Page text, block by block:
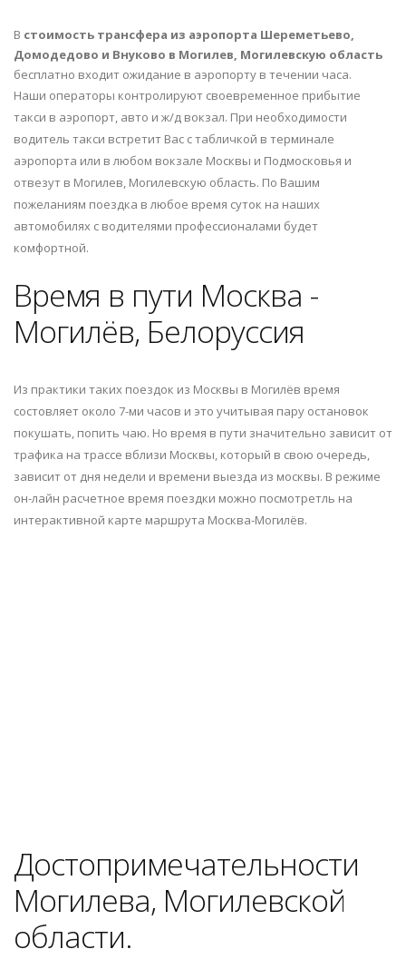
В стоимость трансфера из аэропорта Шереметьево,
Домодедово и Внуково в Могилев, Могилевскую область
бесплатно входит ожидание в аэропорту в течении часа.
Наши операторы контролируют своевременное прибытие
такси в аэропорт, авто и ж/д вокзал. При необходимости
водитель такси встретит Вас с табличкой в терминале
аэропорта или в любом вокзале Москвы и Подмосковья и
отвезут в Могилев, Могилевскую область. По Вашим
пожеланиям поездка в любое время суток на наших
автомобилях с водителями профессионалами будет
комфортной.
Время в пути Москва -
Могилёв, Белоруссия
Из практики таких поездок из Москвы в Могилёв время
состовляет около 7-ми часов и это учитывая пару остановок
покушать, попить чаю. Но время в пути значительно зависит от
трафика на трассе вблизи Москвы, который в свою очередь,
зависит от дня недели и времени выезда из москвы. В режиме
он-лайн расчетное время поездки можно посмотретль на
интерактивной карте маршрута Москва-Могилёв.
Достопримечательности
Могилева, Могилевской
области.